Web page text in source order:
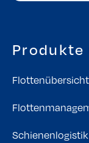
Produkte
Flottenübersicht
Schienenlogistik